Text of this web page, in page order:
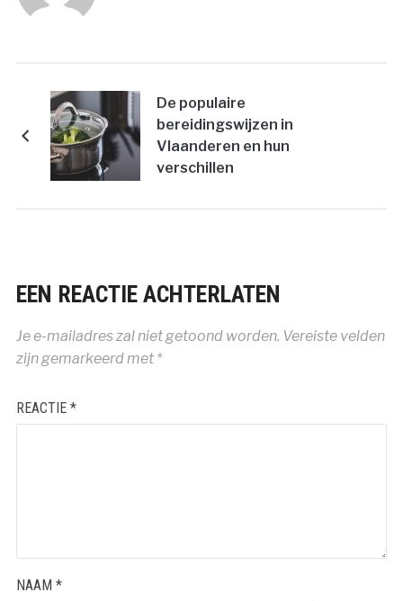
De populaire
bereidingswijzen in
Vlaanderen en hun
verschillen
EEN REACTIE ACHTERLATEN
Je e-mailadres zal niet getoond worden. Vereiste velden
zijn gemarkeerd met *
REACTIE *
NAAM *